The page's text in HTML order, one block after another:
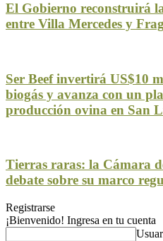
El Gobierno reconstruirá
entre Villa Mercedes y
Ser Beef invertirá US$10
biogás y avanza con un
producción ovina en San
Tierras raras: la Cámara
debate sobre su marco
Registrarse
¡Bienvenido! Ingresa en tu cuenta